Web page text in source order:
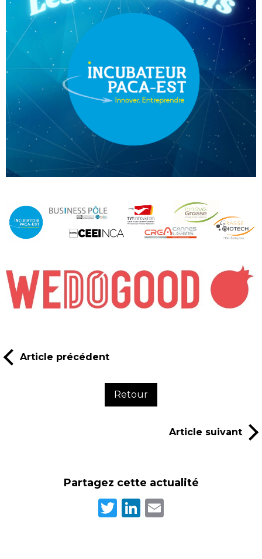
Article précédent
Retour
Article suivant
Partagez cette actualité
Twitter
LinkedIn